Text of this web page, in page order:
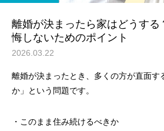
離婚が決まったら家はどうする
悔しないためのポイント
2026.03.22
離婚が決まったとき、多くの方が直面す
か」という問題です。
・このまま住み続けるべきか